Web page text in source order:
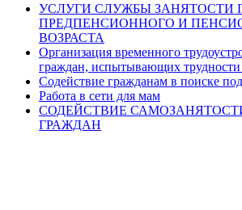
УСЛУГИ СЛУЖБЫ ЗАНЯТОСТИ
ПРЕДПЕНСИОННОГО И
ВОЗРАСТА
Организация временного
граждан, испытывающих трудности
Содействие гражданам в поиске
Работа в сети для мам
СОДЕЙСТВИЕ
ГРАЖДАН